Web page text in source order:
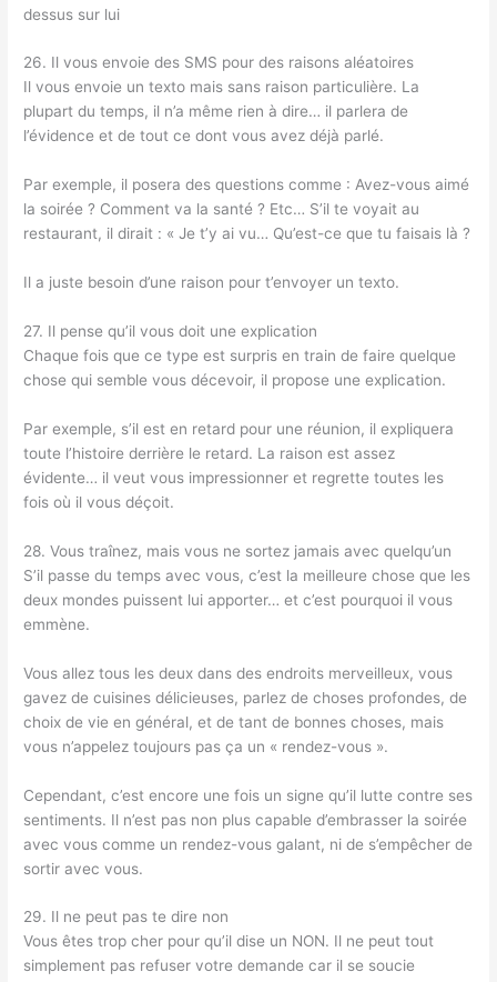
dessus sur lui
26. Il vous envoie des SMS pour des raisons aléatoires
Il vous envoie un texto mais sans raison particulière. La
plupart du temps, il n’a même rien à dire… il parlera de
l’évidence et de tout ce dont vous avez déjà parlé.
Par exemple, il posera des questions comme : Avez-vous aimé
la soirée ? Comment va la santé ? Etc… S’il te voyait au
restaurant, il dirait : « Je t’y ai vu… Qu’est-ce que tu faisais là ?
Il a juste besoin d’une raison pour t’envoyer un texto.
27. Il pense qu’il vous doit une explication
Chaque fois que ce type est surpris en train de faire quelque
chose qui semble vous décevoir, il propose une explication.
Par exemple, s’il est en retard pour une réunion, il expliquera
toute l’histoire derrière le retard. La raison est assez
évidente… il veut vous impressionner et regrette toutes les
fois où il vous déçoit.
28. Vous traînez, mais vous ne sortez jamais avec quelqu’un
S’il passe du temps avec vous, c’est la meilleure chose que les
deux mondes puissent lui apporter… et c’est pourquoi il vous
emmène.
Vous allez tous les deux dans des endroits merveilleux, vous
gavez de cuisines délicieuses, parlez de choses profondes, de
choix de vie en général, et de tant de bonnes choses, mais
vous n’appelez toujours pas ça un « rendez-vous ».
Cependant, c’est encore une fois un signe qu’il lutte contre ses
sentiments. Il n’est pas non plus capable d’embrasser la soirée
avec vous comme un rendez-vous galant, ni de s’empêcher de
sortir avec vous.
29. Il ne peut pas te dire non
Vous êtes trop cher pour qu’il dise un NON. Il ne peut tout
simplement pas refuser votre demande car il se soucie